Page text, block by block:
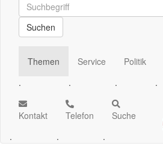
Schnellsuche
Suchen
Themen
.
Service
.
Politik
.
.
Kontakt
.
Telefon
.
Suche
.